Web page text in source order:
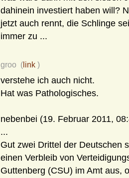
dahinein investiert haben will?
jetzt auch rennt, die Schlinge
immer zu ...
groo (link )
verstehe ich auch nicht.
Hat was Pathologisches.
nebenbei (19. Februar 2011,
...
Gut zwei Drittel der Deutschen
einen Verbleib von
Guttenberg (CSU) im Amt aus,